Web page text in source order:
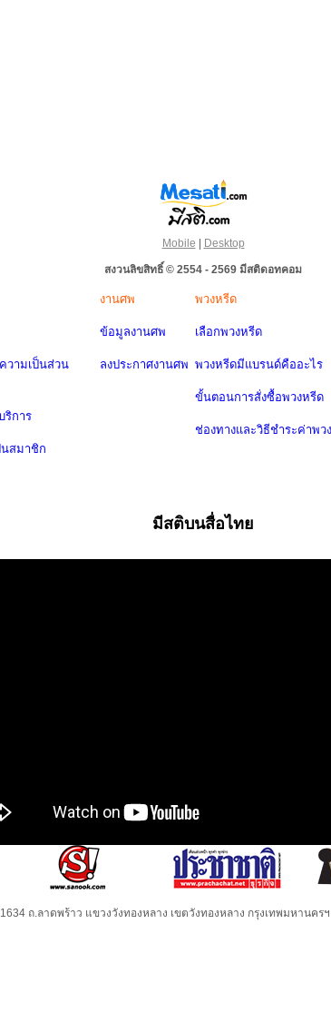
Mobile | Desktop
สงวนลิขสิทธิ์ © 2554 - 2569 มีสติดอทคอม
วามเป็นส่วน
ริการ
นสมาชิก
งานศพ
ข้อมูลงานศพ
ลงประกาศงานศพ
พวงหรีด
เลือกพวงหรีด
พวงหรีดมีแบรนด์คืออะไร
ขั้นตอนการสั่งซื้อพวงหรีด
ช่องทางและวิธีชำระค่าพว
มีสติบนสื่อไทย
ถ.ลาดพร้าว แขวงวังทองหลาง เขตวังทองหลาง กรุงเทพมหานค